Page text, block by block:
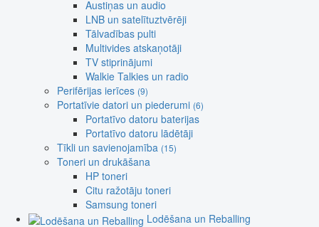
Austiņas un audio
LNB un satelītuztvērēji
Tālvadības pulti
Multivides atskaņotāji
TV stiprinājumi
Walkie Talkies un radio
Perifērijas ierīces (9)
Portatīvie datori un piederumi (6)
Portatīvo datoru baterijas
Portatīvo datoru lādētāji
Tīkli un savienojamība (15)
Toneri un drukāšana
HP toneri
Citu ražotāju toneri
Samsung toneri
Lodēšana un Reballing